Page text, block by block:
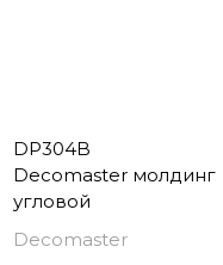
DP304B
Decomaster молдинг
угловой
Decomaster